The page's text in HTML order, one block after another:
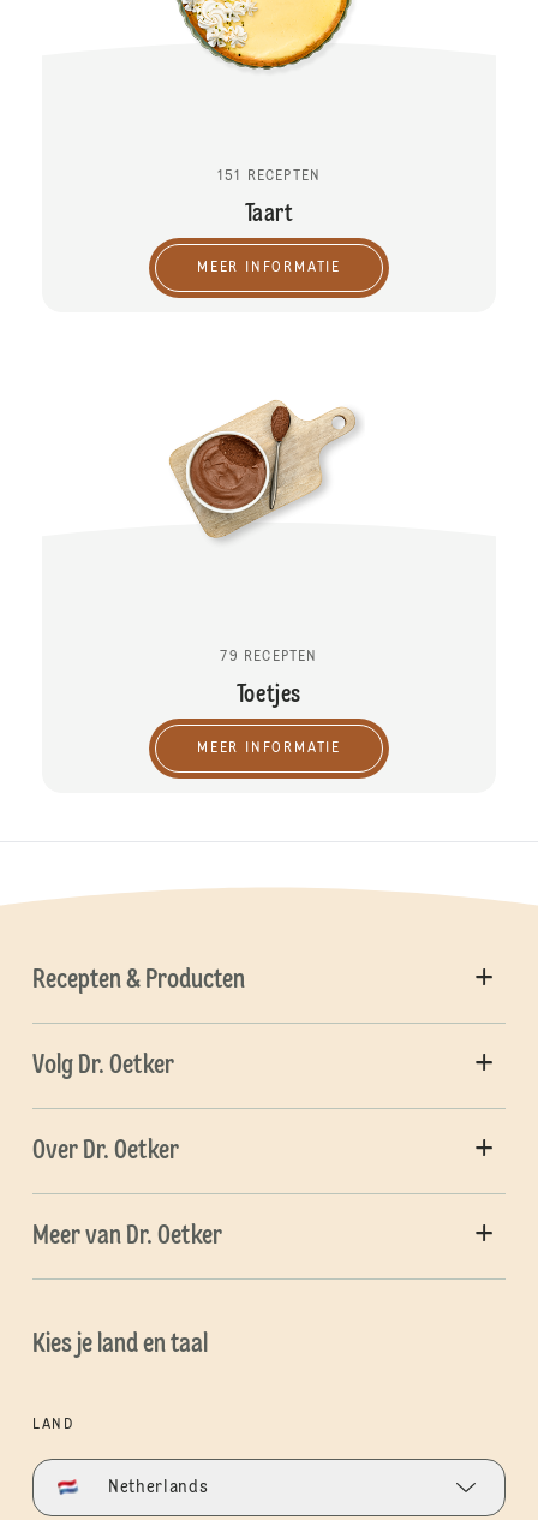
151 RECEPTEN
Taart
MEER INFORMATIE
79 RECEPTEN
Toetjes
MEER INFORMATIE
Recepten & Producten
Volg Dr. Oetker
Over Dr. Oetker
Meer van Dr. Oetker
Kies je land en taal
LAND
Netherlands